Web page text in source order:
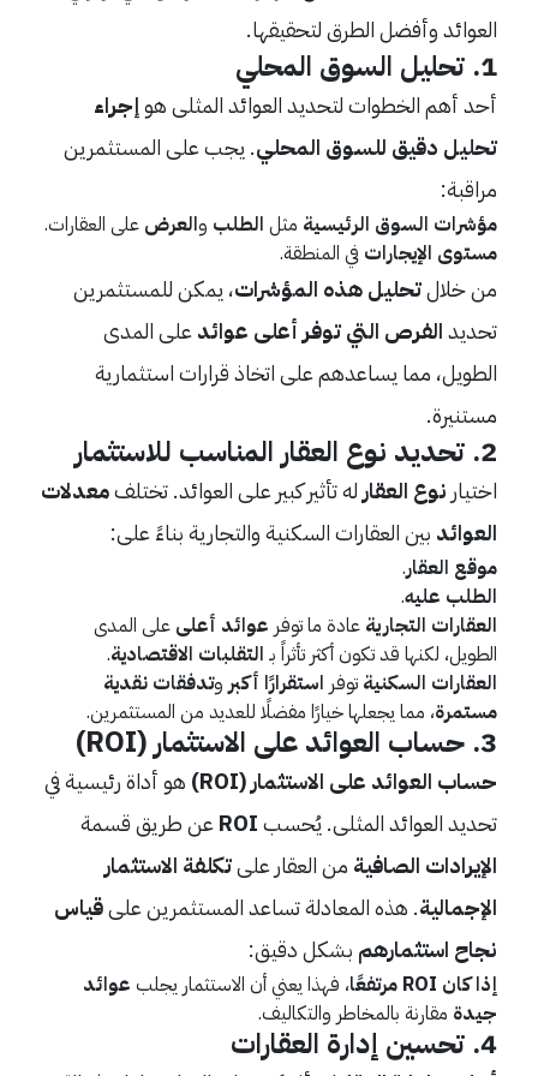
العوائد وأفضل الطرق لتحقيقها.
1. تحليل السوق المحلي
أحد أهم الخطوات لتحديد العوائد المثلى هوإجراء
تحليل دقيق للسوق المحلي. يجب على المستثمرين
مراقبة:
مؤشرات السوق الرئيسية مثل الطلب والعرض على العقارات.
مستوى الإيجارات في المنطقة.
من خلالتحليل هذه المؤشرات، يمكن للمستثمرين
تحديدالفرص التي توفر أعلى عوائدعلى المدى
الطويل، مما يساعدهم على اتخاذ قرارات استثمارية
مستنيرة.
2. تحديد نوع العقار المناسب للاستثمار
اختيار نوع العقار له تأثير كبير على العوائد. تختلفمعدلات
العوائد بين العقارات السكنية والتجارية بناءً على:
موقع العقار.
الطلب عليه.
العقارات التجارية عادة ما توفر عوائد أعلى على المدى
الطويل، لكنها قد تكون أكثر تأثراً بـ التقلبات الاقتصادية.
العقارات السكنية توفر استقرارًا أكبروتدفقات نقدية
مستمرة، مما يجعلها خيارًا مفضلًا للعديد من المستثمرين.
3. حساب العوائد على الاستثمار (ROI)
حساب العوائد على الاستثمار (ROI)
هو أداة رئيسية في
تحديد العوائد المثلى. يُحسبROIعن طريق قسمة
الإيرادات الصافية من العقار علىتكلفة الاستثمار
الإجمالية. هذه المعادلة تساعد المستثمرين علىقياس
نجاح استثمارهم بشكل دقيق:
إذا كان ROI مرتفعًا ، فهذا يعني أن الاستثمار يجلب عوائد
جيدة مقارنة بالمخاطر والتكاليف.
4. تحسين إدارة العقارات